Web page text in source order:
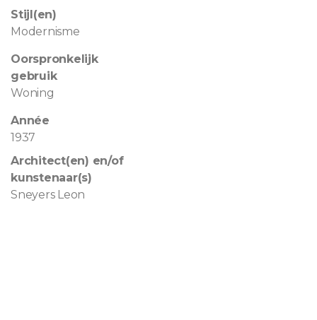
Stijl(en)
Modernisme
Oorspronkelijk
gebruik
Woning
Année
1937
Architect(en) en/of
kunstenaar(s)
Sneyers Leon